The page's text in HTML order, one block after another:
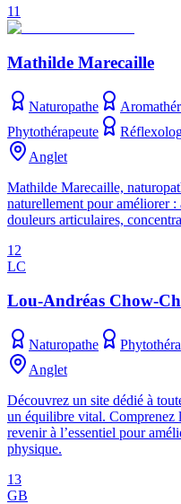
11
Mathilde Marecaille
Naturopathe
Phytothérapeute
Anglet
Mathilde Marecaille,
naturellement pour améliorer
douleurs articulaires,
12
LC
Lou-Andréas Chow-
Naturopathe
Anglet
Découvrez un site dédié à
un équilibre vital. Comprenez
revenir à l’essentiel pour
physique.
13
GB